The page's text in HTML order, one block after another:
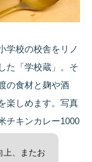
学校の校舎をリノ
た「学校蔵」。そ
の食材と麹や酒
楽しめます。写真
チキンカレー1000
上、またお